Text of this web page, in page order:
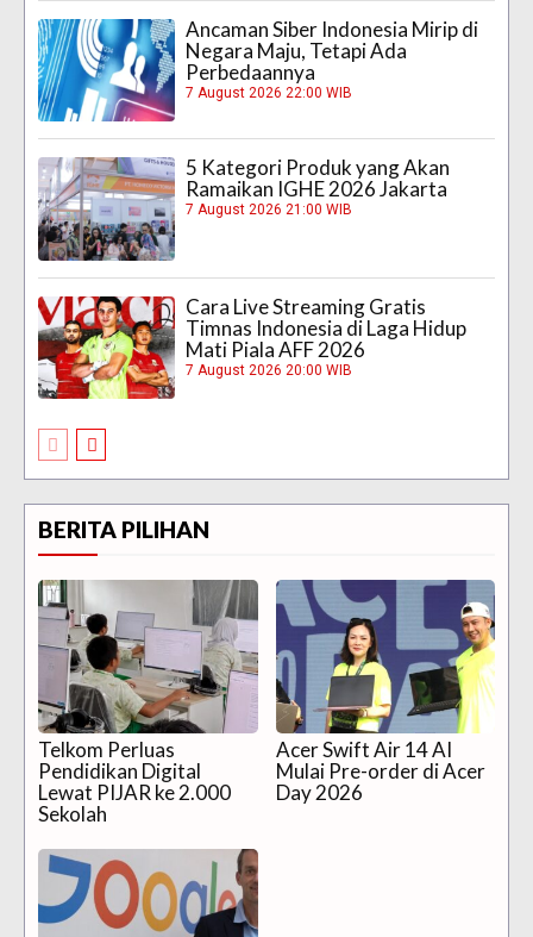
Ancaman Siber Indonesia Mirip di
Negara Maju, Tetapi Ada
Perbedaannya
7 August 2026 22:00 WIB
5 Kategori Produk yang Akan
Ramaikan IGHE 2026 Jakarta
7 August 2026 21:00 WIB
Cara Live Streaming Gratis
Timnas Indonesia di Laga Hidup
Mati Piala AFF 2026
7 August 2026 20:00 WIB
BERITA PILIHAN
Telkom Perluas
Pendidikan Digital
Lewat PIJAR ke 2.000
Sekolah
Acer Swift Air 14 AI
Mulai Pre-order di Acer
Day 2026